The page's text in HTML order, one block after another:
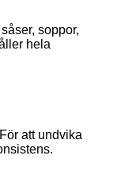
soppor,
hela
att undvika